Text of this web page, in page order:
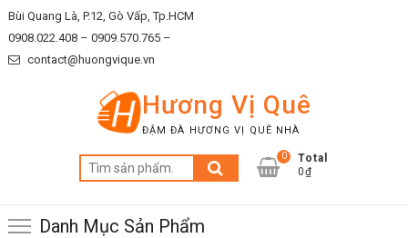
Skip
to
content
Bùi Quang Là, P.12, Gò Vấp, Tp.HCM
0908.022.408 – 0909.570.765 –
contact@huongvique.vn
Hương Vị Quê
ĐẬM ĐÀ HƯƠNG VỊ QUÊ NHÀ
Tìm
kiếm:
0
Total
0₫
Danh Mục Sản Phẩm